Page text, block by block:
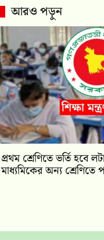
আরও পড়ুন
প্রথম শ্রেণিতে ভর্তি হবে
মাধ্যমিকের অন্য শ্রেণিতে